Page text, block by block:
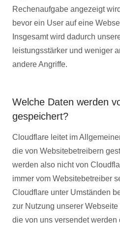
Rechenaufgabe angezeigt
bevor ein User auf eine
Insgesamt wird dadurch
leistungsstärker und weniger
andere Angriffe.
Welche Daten werden
gespeichert?
Cloudflare leitet im
die von Websitebetreibern
werden also nicht von
immer vom Websitebetreiber
Cloudflare unter Umständen
zur Nutzung unserer
die von uns versendet